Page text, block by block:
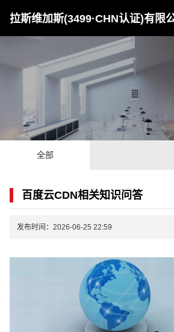
拉斯维加斯(3499·CHN认证)有限
全部
百度云CDN相关知识问答
发布时间：2026-06-25 22:59